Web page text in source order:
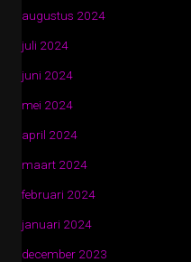
augustus 2024
juli 2024
juni 2024
mei 2024
april 2024
maart 2024
februari 2024
januari 2024
december 2023